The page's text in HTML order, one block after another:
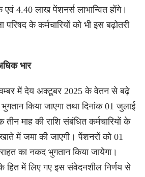
4.40 लाख पेंशनर्स लाभान्वित होंगे।
के कर्मचारियों को भी इस बढ़ोतरी
भार
में देय अक्टूबर 2025 के वेतन से बढ़े
किया जाएगा तथा दिनांक 01 जुलाई
माह की राशि संबंधित कर्मचारियों के
खाते में जमा की जाएगी। पेंशनरों को 01
का नकद भुगतान किया जायेगा।
हित में लिए गए इस संवेदनशील निर्णय से